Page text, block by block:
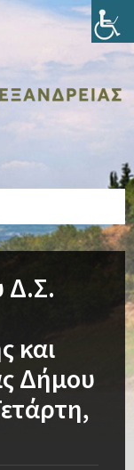
Δ.Σ.
και
Δήμου